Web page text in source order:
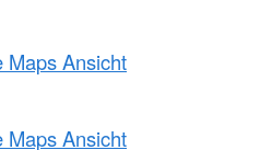
Maps Ansicht
Maps Ansicht